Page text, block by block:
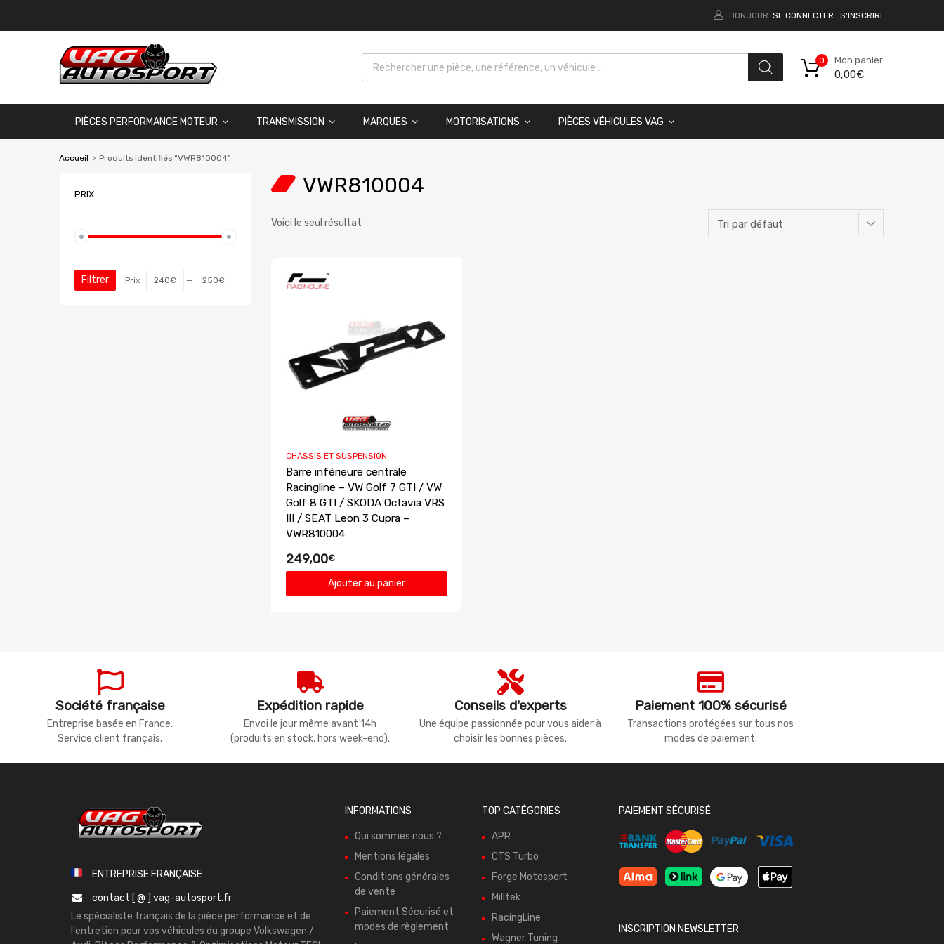
BONJOUR. SE CONNECTER S'INSCRIRE
Mon panier
0,00€
0
PIÈCES PERFORMANCE MOTEUR TRANSMISSION MARQUES MOTORISATIONS PIÈCES VÉHICULES VAG
Accueil Produits identifiés “VWR810004”
VWR810004
Voici le seul résultat
CHÂSSIS ET SUSPENSION
Barre inférieure centrale
Racingline – VW Golf 7 GTI / VW
Golf 8 GTI / SKODA Octavia VRS
III / SEAT Leon 3 Cupra –
VWR810004
249,00€
Ajouter au panier
PRIX
Filtrer Prix : 240€ — 250€
Société française
Entreprise basée en France.
Service client français.
Expédition rapide
Envoi le jour même avant 14h
(produits en stock, hors week-end).
Conseils d'experts
Une équipe passionnée pour vous aider à
choisir les bonnes pièces.
Paiement 100% sécurisé
Transactions protégées sur tous nos
modes de paiement.
ENTREPRISE FRANÇAISE
contact [ @ ] vag-autosport.fr
Le spécialiste français de la pièce performance et de
l'entretien pour vos véhicules du groupe Volkswagen /
INFORMATIONS
Qui sommes nous ?
Mentions légales
Conditions générales
de vente
Paiement Sécurisé et
modes de règlement
TOP CATÉGORIES
APR
CTS Turbo
Forge Motosport
Milltek
RacingLine
Wagner Tuning
PAIEMENT SÉCURISÉ
INSCRIPTION NEWSLETTER